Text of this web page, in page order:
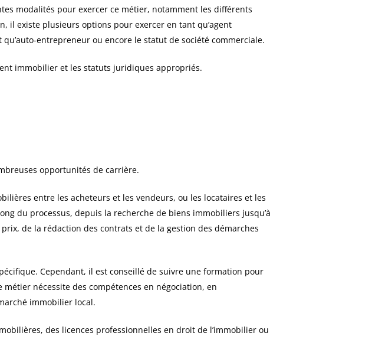
modalités pour exercer ce métier, notamment les différents
il existe plusieurs options pour exercer en tant qu’agent
entrepreneur ou encore le statut de société commerciale.
immobilier et les statuts juridiques appropriés.
opportunités de carrière.
entre les acheteurs et les vendeurs, ou les locataires et les
du processus, depuis la recherche de biens immobiliers jusqu’à
de la rédaction des contrats et de la gestion des démarches
Cependant, il est conseillé de suivre une formation pour
nécessite des compétences en négociation, en
immobilier local.
des licences professionnelles en droit de l’immobilier ou